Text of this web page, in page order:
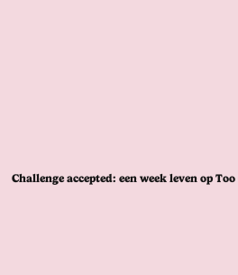
Challenge accepted: een week leven op Too